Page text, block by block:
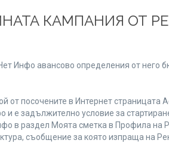
КАМПАНИЯ ОТ
Инфо авансово определения от
посочените в Интернет страницата
е задължително условие за
в раздел Моята сметка в Профила на
съобщение за която изпраща на